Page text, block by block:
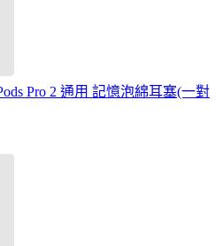
Pro 2 通用 記憶泡綿耳塞(一對